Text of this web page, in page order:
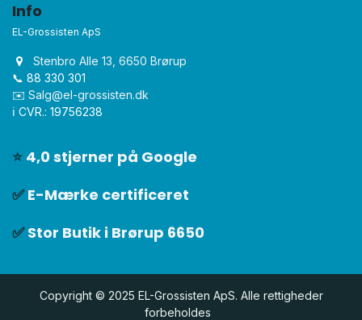
Info
EL-Grossisten ApS
Stenbro Alle 13, 6650 Brørup
📞 88 330 301
✉️ Salg@el-grossisten.dk​
ℹ️ CVR.: 19756238
✅Stor Butik i Brørup 6650
⭐ 4,0 stjerner på Google
✅E-Mærke certificeret
Copyright © 2025 EL-Grossisten ApS. Alle rettigheder
forbeholdes